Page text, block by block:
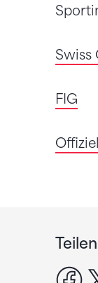
Swiss
FIG
Teilen